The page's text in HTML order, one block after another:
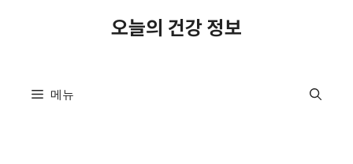
오늘의 건강 정보
메뉴